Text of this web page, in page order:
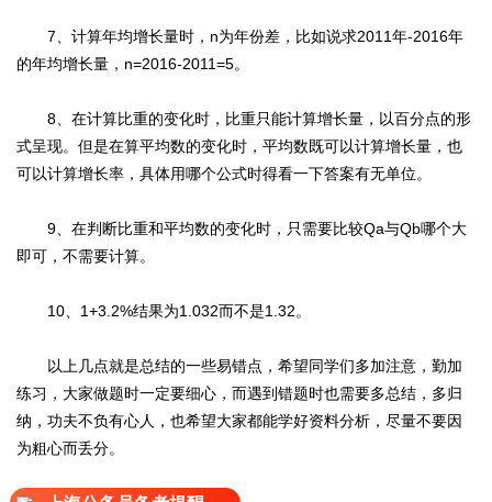
7、计算年均增长量时，n为年份差，比如说求2011年-2016年
的年均增长量，n=2016-2011=5。
8、在计算比重的变化时，比重只能计算增长量，以百分点的形
式呈现。但是在算平均数的变化时，平均数既可以计算增长量，也
可以计算增长率，具体用哪个公式时得看一下答案有无单位。
9、在判断比重和平均数的变化时，只需要比较Qa与Qb哪个大
即可，不需要计算。
10、1+3.2%结果为1.032而不是1.32。
以上几点就是总结的一些易错点，希望同学们多加注意，勤加
练习，大家做题时一定要细心，而遇到错题时也需要多总结，多归
纳，功夫不负有心人，也希望大家都能学好资料分析，尽量不要因
为粗心而丢分。